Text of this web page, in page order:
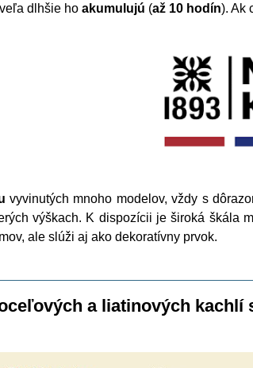
dlhšie ho akumulujú (až 10 hodín). Ak
vyvinutých mnoho modelov, vždy s
výškach. K dispozícii je široká škála
ale slúži aj ako dekoratívny prvok.
a liatinových kachlí